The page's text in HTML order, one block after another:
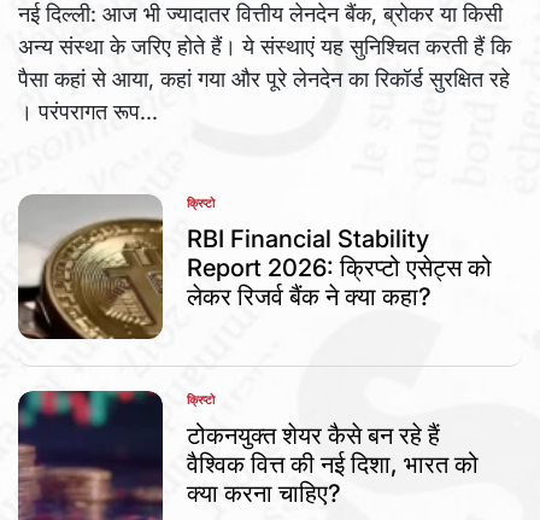
नई दिल्ली: आज भी ज्यादातर वित्तीय लेनदेन बैंक, ब्रोकर या किसी
अन्य संस्था के जरिए होते हैं। ये संस्थाएं यह सुनिश्चित करती हैं कि
पैसा कहां से आया, कहां गया और पूरे लेनदेन का रिकॉर्ड सुरक्षित रहे
। परंपरागत रूप...
POSTED
IN
क्रिप्टो
RBI Financial Stability
Report 2026: क्रिप्टो एसेट्स को
लेकर रिजर्व बैंक ने क्या कहा?
POSTED
IN
क्रिप्टो
टोकनयुक्त शेयर कैसे बन रहे हैं
वैश्विक वित्त की नई दिशा, भारत को
क्या करना चाहिए?